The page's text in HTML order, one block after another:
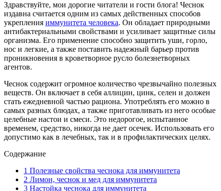
Здравствуйте, мои дорогие читатели и гости блога! Чеснок
издавна считается одним из самых действенных способов
укрепления иммунитета человека. Он обладает природными
антибактериальными свойствами и усиливает защитные силы
организма. Его применение способно защитить уши, горло,
нос и легкие, а также поставить надежный барьер против
проникновения в кроветворное русло болезнетворных
агентов.
Чеснок содержит огромное количество чрезвычайно полезных
веществ. Он включает в себя аллицин, цинк, селен и должен
стать ежедневной частью рациона. Употреблять его можно в
самых разных блюдах, а также приготавливать из него особые
целебные настои и смеси. Это недорогое, испытанное
временем, средство, никогда не дает осечек. Использовать его
допустимо как в лечебных, так и в профилактических целях.
Содержание
1 Полезные свойства чеснока для иммунитета
2 Лимон, чеснок и мед для иммунитета
3 Настойка чеснока для иммунитета